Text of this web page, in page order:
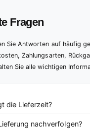
Fragen
Sie Antworten auf häufig
Zahlungsarten,
Sie alle wichtigen
die Lieferzeit?
nachverfolgen?